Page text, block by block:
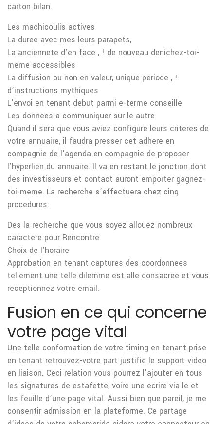
carton bilan.
Les machicoulis actives
La duree avec mes leurs parapets,
La anciennete d’en face , ! de nouveau denichez-toi-
meme accessibles
La diffusion ou non en valeur, unique periode , !
d’instructions mythiques
L’envoi en tenant debut parmi e-terme conseille
Les donnees a communiquer sur le autre
Quand il sera que vous aviez configure leurs criteres de
votre annuaire, il faudra presser cet adhere en
compagnie de l’agenda en compagnie de proposer
l’hyperlien du annuaire. Il va en restant le jonction dont
des investisseurs et contact auront emporter gagnez-
toi-meme. La recherche s’effectuera chez cinq
procedures:
Des la recherche que vous soyez allouez nombreux
caractere pour Rencontre
Choix de l’horaire
Approbation en tenant captures des coordonnees
tellement une telle dilemme est alle consacree et vous
receptionnez votre email.
Fusion en ce qui concerne
votre page vital
Une telle conformation de votre timing en tenant prise
en tenant retrouvez-votre part justifie le support video
en liaison. Ceci relation vous pourrez l’ajouter en tous
les signatures de estafette, voire une ecrire via le et
les feuille d’une page vital. Aussi bien que pareil, je me
consentir admission en la plateforme. Ce partage